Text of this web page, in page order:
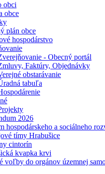
obci
obce
plán obce
hospodárstvo
- Obecný portál
Faktúry, Objednávky
obstarávanie
tabuľa
2026
hospodárskeho a sociálneho
tímy Hrabušice
cintorín
kvapka krvi
voľby do orgánov územnej